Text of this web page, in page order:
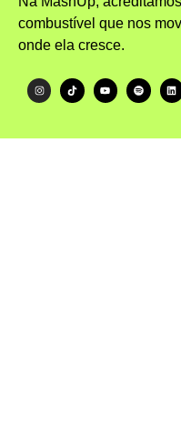
combustível que nos
onde ela cresce.